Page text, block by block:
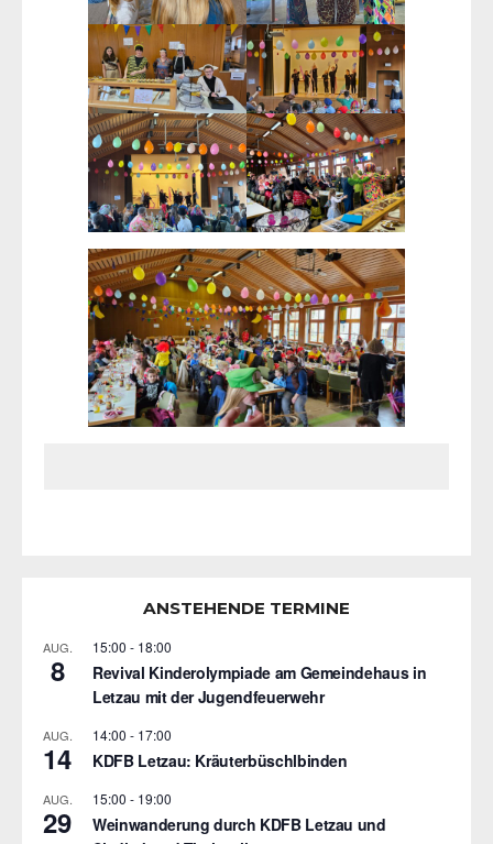
ANSTEHENDE TERMINE
AUG.
8
15:00 - 18:00
Revival Kinderolympiade am Gemeindehaus in
Letzau mit der Jugendfeuerwehr
AUG.
14
14:00 - 17:00
KDFB Letzau: Kräuterbüschlbinden
AUG.
29
15:00 - 19:00
Weinwanderung durch KDFB Letzau und